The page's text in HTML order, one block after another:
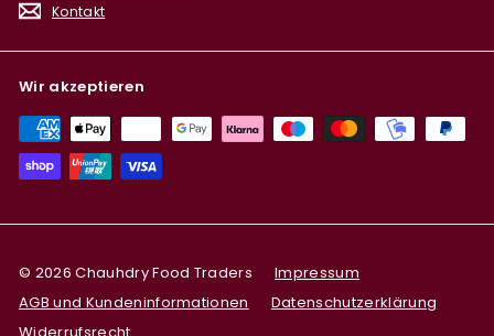
Kontakt
Wir akzeptieren
© 2026 Chauhdry Food Traders
Impressum
AGB und Kundeninformationen
Datenschutzerklärung